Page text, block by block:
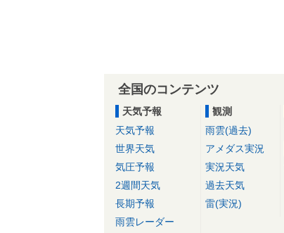
全国のコンテンツ
天気予報
天気予報
世界天気
気圧予報
2週間天気
長期予報
雨雲レーダー
観測
雨雲(過去)
アメダス実況
実況天気
過去天気
雷(実況)